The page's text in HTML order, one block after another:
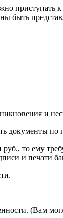
быть
и
документы
то ему
и печати
(Вам